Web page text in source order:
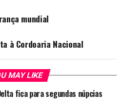
mundial
à Cordoaria Nacional
MAY LIKE
fica para segundas núpcias